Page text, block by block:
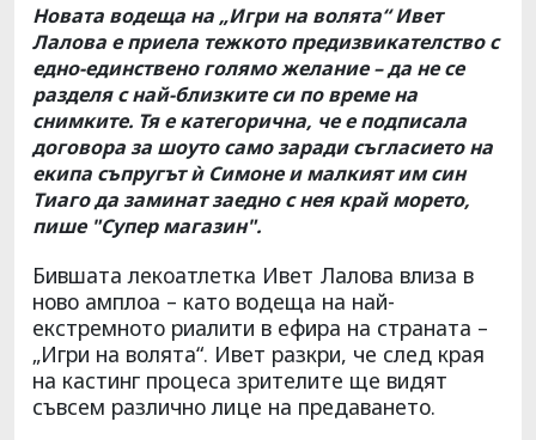
Новата водеща на „Игри на волята“ Ивет
Лалова е приела тежкото предизвикателство с
едно-единствено голямо желание – да не се
разделя с най-близките си по време на
снимките. Тя е категорична, че е подписала
договора за шоуто само заради съгласието на
екипа съпругът ѝ Симоне и малкият им син
Тиаго да заминат заедно с нея край морето,
пише "Супер магазин".
Бившата лекоатлетка Ивет Лалова влиза в
ново амплоа – като водеща на най-
екстремното риалити в ефира на страната –
„Игри на волята“. Ивет разкри, че след края
на кастинг процеса зрителите ще видят
съвсем различно лице на предаването.